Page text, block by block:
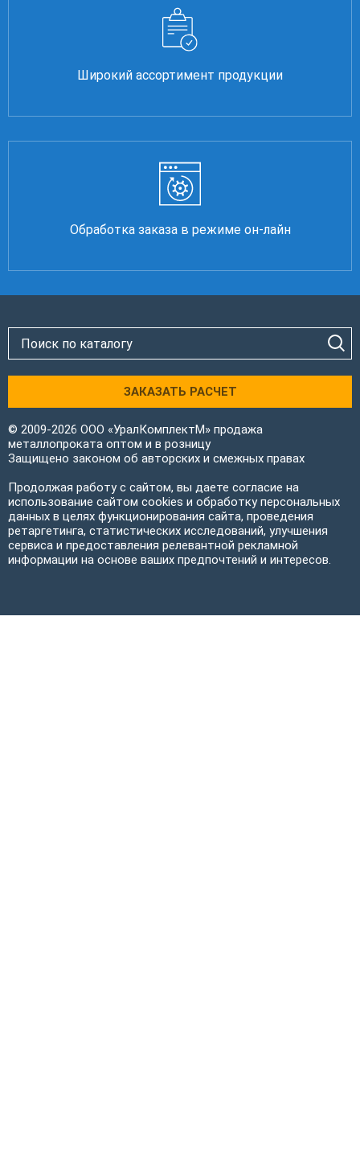
Широкий ассортимент продукции
Обработка заказа в режиме он-лайн
ЗАКАЗАТЬ РАСЧЕТ
© 2009-2026 ООО «УралКомплектМ» продажа
металлопроката оптом и в розницу
Защищено законом об авторских и смежных правах
Продолжая работу с сайтом, вы даете согласие на
использование сайтом cookies и обработку персональных
данных в целях функционирования сайта, проведения
ретаргетинга, статистических исследований, улучшения
сервиса и предоставления релевантной рекламной
информации на основе ваших предпочтений и интересов.